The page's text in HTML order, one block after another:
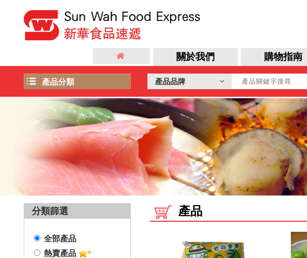
關於我們 購物指南
產品分類
日本飛機直送新鮮食品
冷盤及前菜
店長推介
急凍海產
禮物籃
雜貨類
肉類
自家品牌
加工食品
日本甜品及零食
季節限定食品
產品品牌
分類篩選
全部產品
熱賣產品
產品